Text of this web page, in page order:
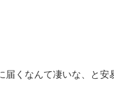
くなんて凄いな、と安